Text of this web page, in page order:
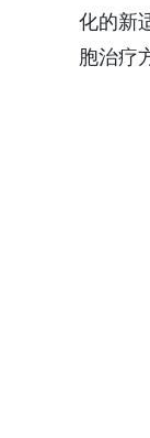
化的新
胞治疗